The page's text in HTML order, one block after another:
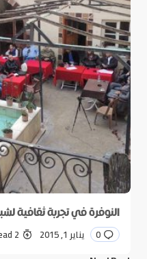
النوفرة في تجربة ثقافية
0 يناير 1, 2015 2 min read